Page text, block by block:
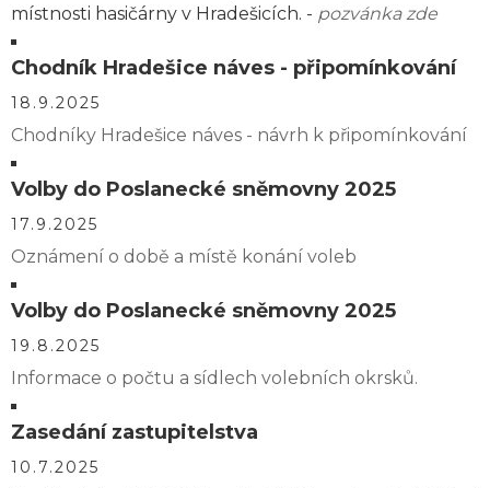
místnosti hasičárny v Hradešicích. - pozvánka zde
Chodník Hradešice náves - připomínkování
18.9.2025
Chodníky Hradešice náves - návrh k připomínkování
Volby do Poslanecké sněmovny 2025
17.9.2025
Oznámení o době a místě konání voleb
Volby do Poslanecké sněmovny 2025
19.8.2025
Informace o počtu a sídlech volebních okrsků.
Zasedání zastupitelstva
10.7.2025